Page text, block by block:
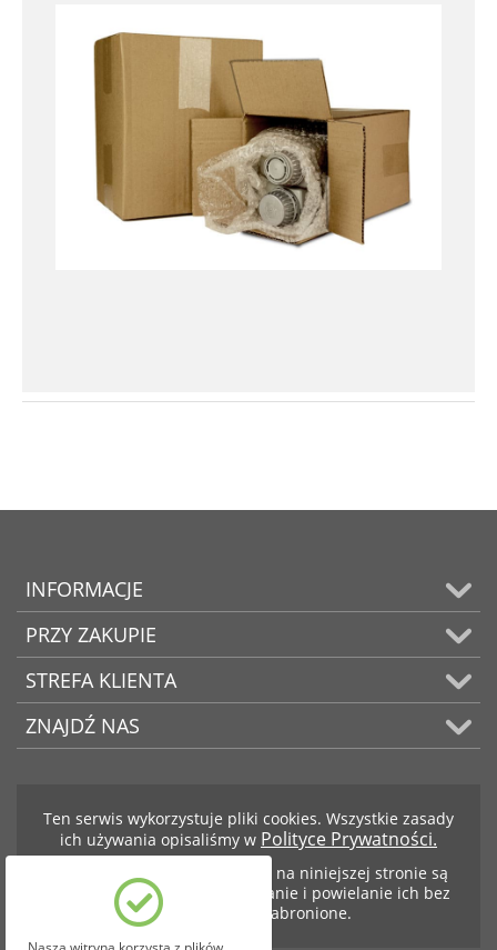
INFORMACJE
PRZY ZAKUPIE
STREFA KLIENTA
ZNAJDŹ NAS
Ten serwis wykorzystuje pliki cookies. Wszystkie zasady
ich używania opisaliśmy w Polityce Prywatności.
Teksty i zdjęcia znajdujące się na niniejszej stronie są
własnością firmy BCS. Kopiowanie i powielanie ich bez
zezwolenia jest zabronione.